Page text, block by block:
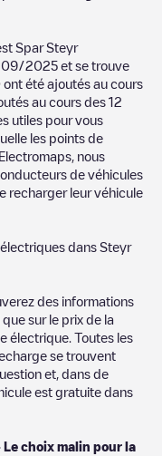
Spar Steyr
2025 et se trouve
ont été ajoutés au cours
au cours des 12
utiles pour vous
les points de
nous
de véhicules
recharger leur véhicule
dans Steyr
des informations
sur le prix de la
électrique. Toutes les
se trouvent
et, dans de
est gratuite dans
choix malin pour la